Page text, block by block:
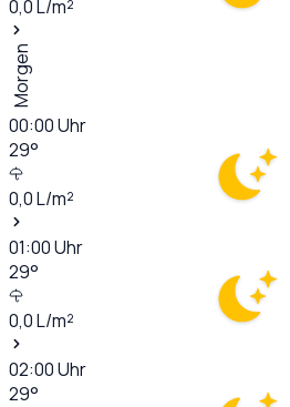
0,0L/m²
Morgen
00:00Uhr
29°
0,0L/m²
01:00Uhr
29°
0,0L/m²
02:00Uhr
29°